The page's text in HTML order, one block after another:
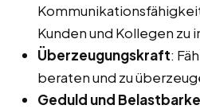
Kunden und Kollegen zu
Überzeugungskraft:
beraten und zu
Geduld und